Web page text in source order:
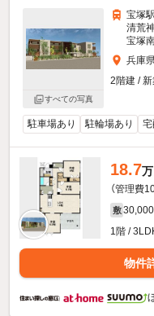
すべての写真
宝塚
清荒
宝塚
兵庫
2階建 /
駐車場あり 駐輪場あり 宅
18.7
（管理費
敷
1階 /
物件